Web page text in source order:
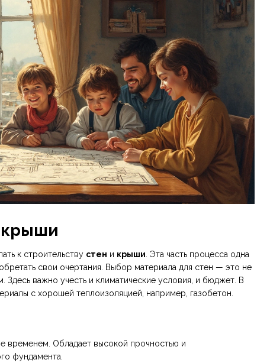
крыши
к строительству стен и крыши . Эта часть процесса одна
свои очертания. Выбор материала для стен — это не
важно учесть и климатические условия, и бюджет. В
с хорошей теплоизоляцией, например, газобетон.
временем. Обладает высокой прочностью и
фундамента.